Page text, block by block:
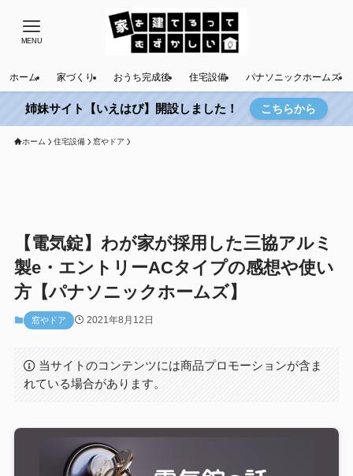
MENU
ホーム 家づくり おうち完成後 住宅設備 パナソニックホームズ
姉妹サイト【いえはぴ】開設しました！ こちらから
ホーム 住宅設備 窓やドア
【電気錠】わが家が採用した三協アルミ
製e・エントリーACタイプの感想や使い
方【パナソニックホームズ】
窓やドア 2021年8月12日
当サイトのコンテンツには商品プロモーションが含ま
れている場合があります。